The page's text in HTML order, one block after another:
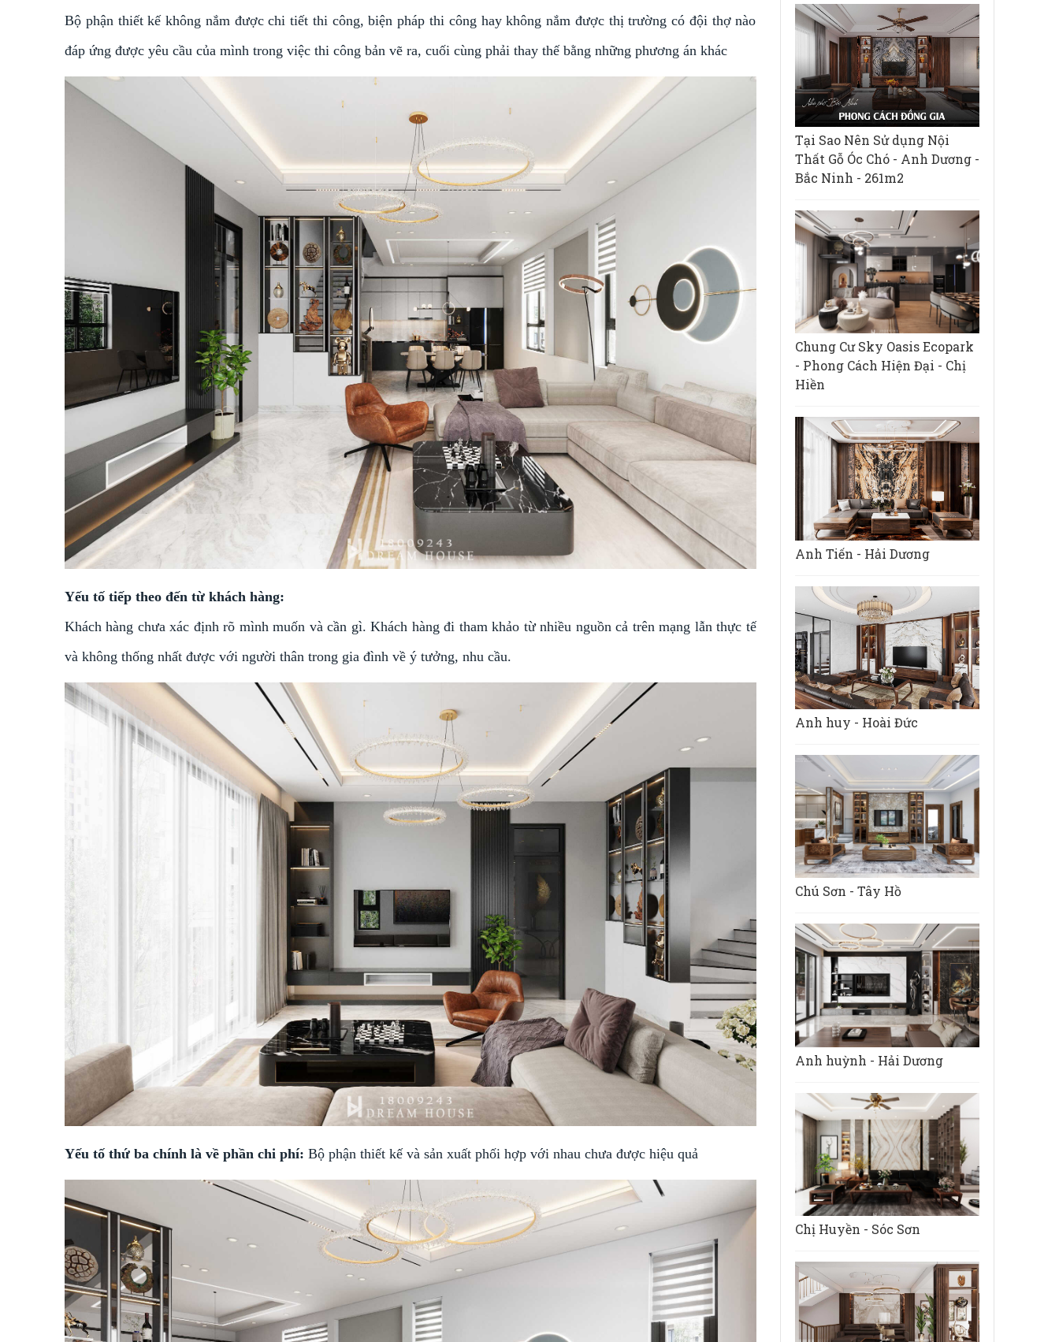
Bộ phận thiết kế không nắm được chi tiết thi công, biện pháp thi công hay không nắm được thị trường có đội thợ nào
đáp ứng được yêu cầu của mình trong việc thi công bản vẽ ra, cuối cùng phải thay thế bằng những phương án khác
Yếu tố tiếp theo đến từ khách hàng:
Khách hàng chưa xác định rõ mình muốn và cần gì. Khách hàng đi tham khảo từ nhiều nguồn cả trên mạng lẫn thực tế
và không thống nhất được với người thân trong gia đình về ý tưởng, nhu cầu.
Yếu tố thứ ba chính là về phần chi phí: Bộ phận thiết kế và sản xuất phối hợp với nhau chưa được hiệu quả
Tại Sao Nên Sử dụng Nội
Thất Gỗ Óc Chó - Anh Dương -
Bắc Ninh - 261m2
Chung Cư Sky Oasis Ecopark
- Phong Cách Hiện Đại - Chị
Hiền
Anh Tiến - Hải Dương
Anh huy - Hoài Đức
Chú Sơn - Tây Hồ
Anh huỳnh - Hải Dương
Chị Huyền - Sóc Sơn